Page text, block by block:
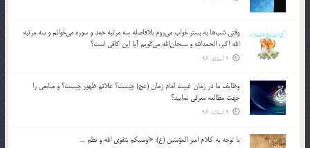
وقتي شب‌ها به بستر خواب مي‌روم بلافاصله سه مرتبه حمد و سوره مي‌خوانم و سه مرتبه
الله اكبر، الحمدالله و سبحان‌الله مي‌گويم آيا اين كافي است؟
2 اسفند 96
وظايف ما در زمان غيبت امام زمان (عج) چيست؟ علائم ظهور چيست؟ و منابعي را
جهت مطالعه معرفي نماييد؟
2 اسفند 96
با توجه به كلام امير المؤمنين (ع): «اوصيكم بتقوي الله و نظم …